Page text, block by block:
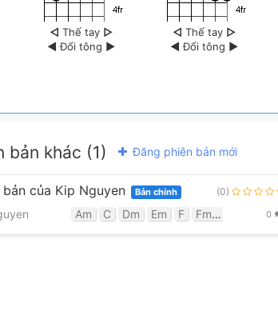
◁ Thế tay ▷
◀ Đổi tông ▶
◁ Thế tay ▷
◀ Đổi tông ▶
bản khác (1) Đăng phiên bản mới
bản của Kip Nguyen Bản chính (0)
Am C Dm Em F Fmaj7 G/b
0